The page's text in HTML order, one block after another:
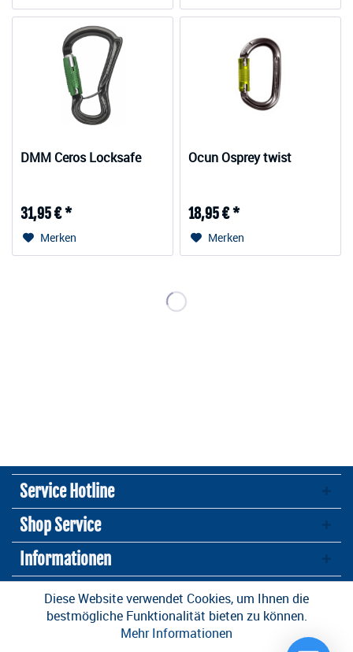
DMM Ceros Locksafe
31,95 € *
Merken
Ocun Osprey twist
18,95 € *
Merken
Service Hotline
Shop Service
Informationen
Newsletter
* Alle Preise inkl. gesetzl. Mehrwertsteuer zzgl.Versandkosten
und ggf.
Diese Website verwendet Cookies, um Ihnen die
bestmögliche Funktionalität bieten zu können.
Mehr Informationen